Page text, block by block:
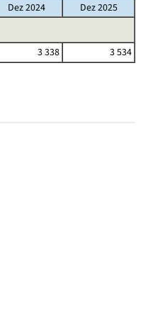
Dez 2024 Dez 2025
3 338 3 534